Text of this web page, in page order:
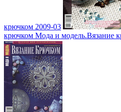
крючком 2009-03
крючком Мода и модель.Вязание